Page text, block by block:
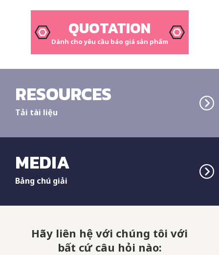
QUOTATION
Dành cho yêu cầu báo giá sản phẩm
RESOURCES
Tải tài liệu
MEDIA
Bảng chú giải
Hãy liên hệ với chúng tôi với
bất cứ câu hỏi nào: